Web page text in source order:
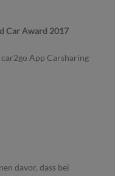
Car Award 2017
App Carsharing
davor, dass bei